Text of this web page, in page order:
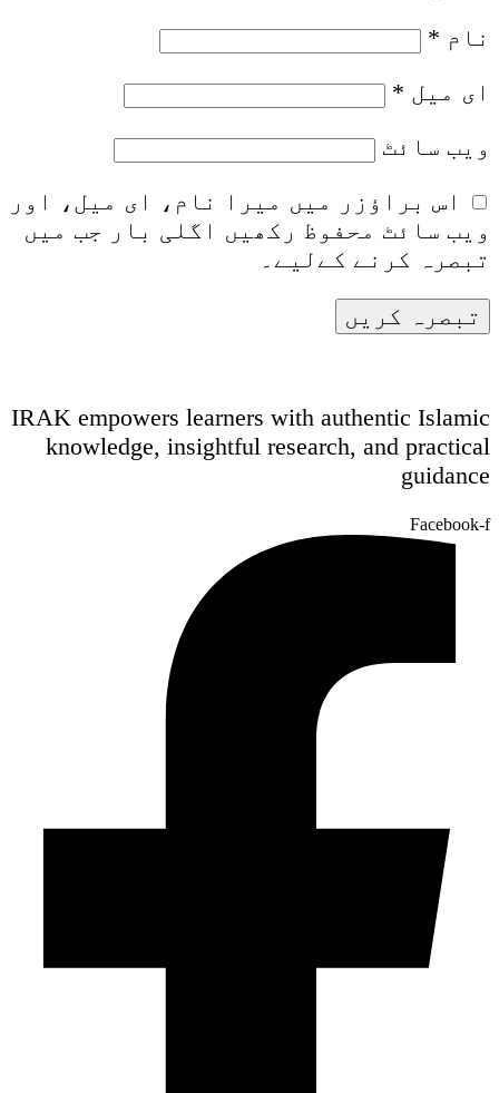
نام *
ای میل *
ویب‌ سائٹ
اس براؤزر میں میرا نام، ای میل، اور
ویب سائٹ محفوظ رکھیں اگلی بار جب میں
تبصرہ کرنے کےلیے۔
IRAK empowers learners with authentic Islamic
knowledge, insightful research, and practical
guidance
Facebook-f